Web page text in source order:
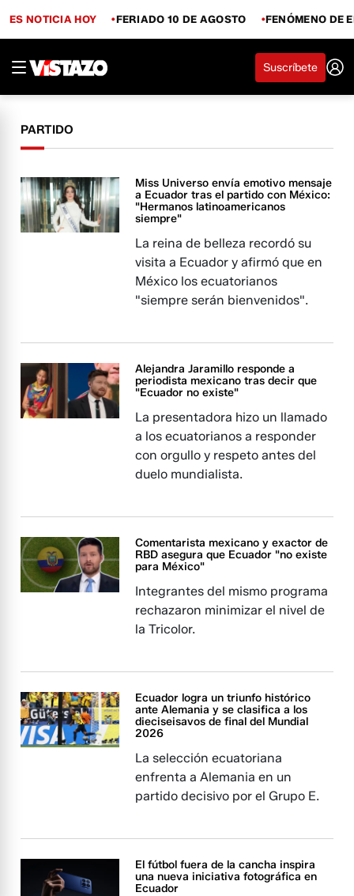
ES NOTICIA HOY FERIADO 10 DE AGOSTO FENÓMENO DE
Suscríbete
PARTIDO
Miss Universo envía emotivo mensaje
a Ecuador tras el partido con México:
"Hermanos latinoamericanos
siempre"
La reina de belleza recordó su
visita a Ecuador y afirmó que en
México los ecuatorianos
"siempre serán bienvenidos".
Alejandra Jaramillo responde a
periodista mexicano tras decir que
"Ecuador no existe"
La presentadora hizo un llamado
a los ecuatorianos a responder
con orgullo y respeto antes del
duelo mundialista.
Comentarista mexicano y exactor de
RBD asegura que Ecuador "no existe
para México"
Integrantes del mismo programa
rechazaron minimizar el nivel de
la Tricolor.
Ecuador logra un triunfo histórico
ante Alemania y se clasifica a los
dieciseisavos de final del Mundial
2026
La selección ecuatoriana
enfrenta a Alemania en un
partido decisivo por el Grupo E.
El fútbol fuera de la cancha inspira
una nueva iniciativa fotográfica en
Ecuador